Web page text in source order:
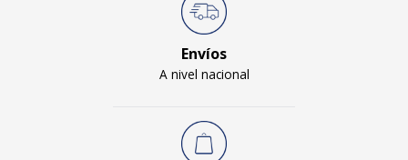
Envíos
A nivel nacional